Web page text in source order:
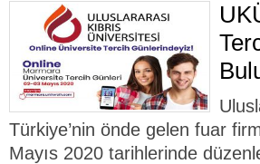
Türkiye’nin önde gelen fuar
Mayıs 2020 tarihlerinde